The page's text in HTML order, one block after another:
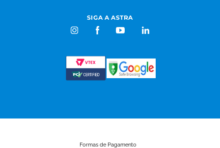
SIGA A ASTRA
Formas de Pagamento